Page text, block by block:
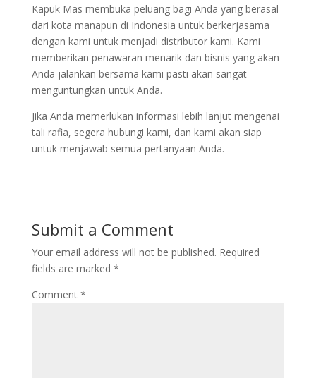
Kapuk Mas membuka peluang bagi Anda yang berasal
dari kota manapun di Indonesia untuk berkerjasama
dengan kami untuk menjadi distributor kami. Kami
memberikan penawaran menarik dan bisnis yang akan
Anda jalankan bersama kami pasti akan sangat
menguntungkan untuk Anda.
Jika Anda memerlukan informasi lebih lanjut mengenai
tali rafia, segera hubungi kami, dan kami akan siap
untuk menjawab semua pertanyaan Anda.
Submit a Comment
Your email address will not be published. Required
fields are marked *
Comment *